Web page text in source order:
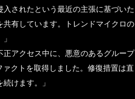
入されたという最近の主張に基づいた
有しています。トレンドマイクロの
正アクセス中に、悪意のあるグループ
クトを取得しました。修復措置は直
けます。」